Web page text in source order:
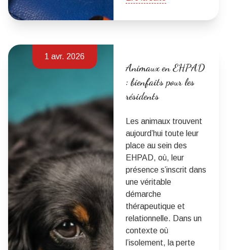
1 avr. 2026
Animaux en EHPAD
: bienfaits pour les
résidents
Les animaux trouvent
aujourd’hui toute leur
place au sein des
EHPAD, où, leur
présence s’inscrit dans
une véritable
démarche
thérapeutique et
relationnelle. Dans un
contexte où
l’isolement, la perte